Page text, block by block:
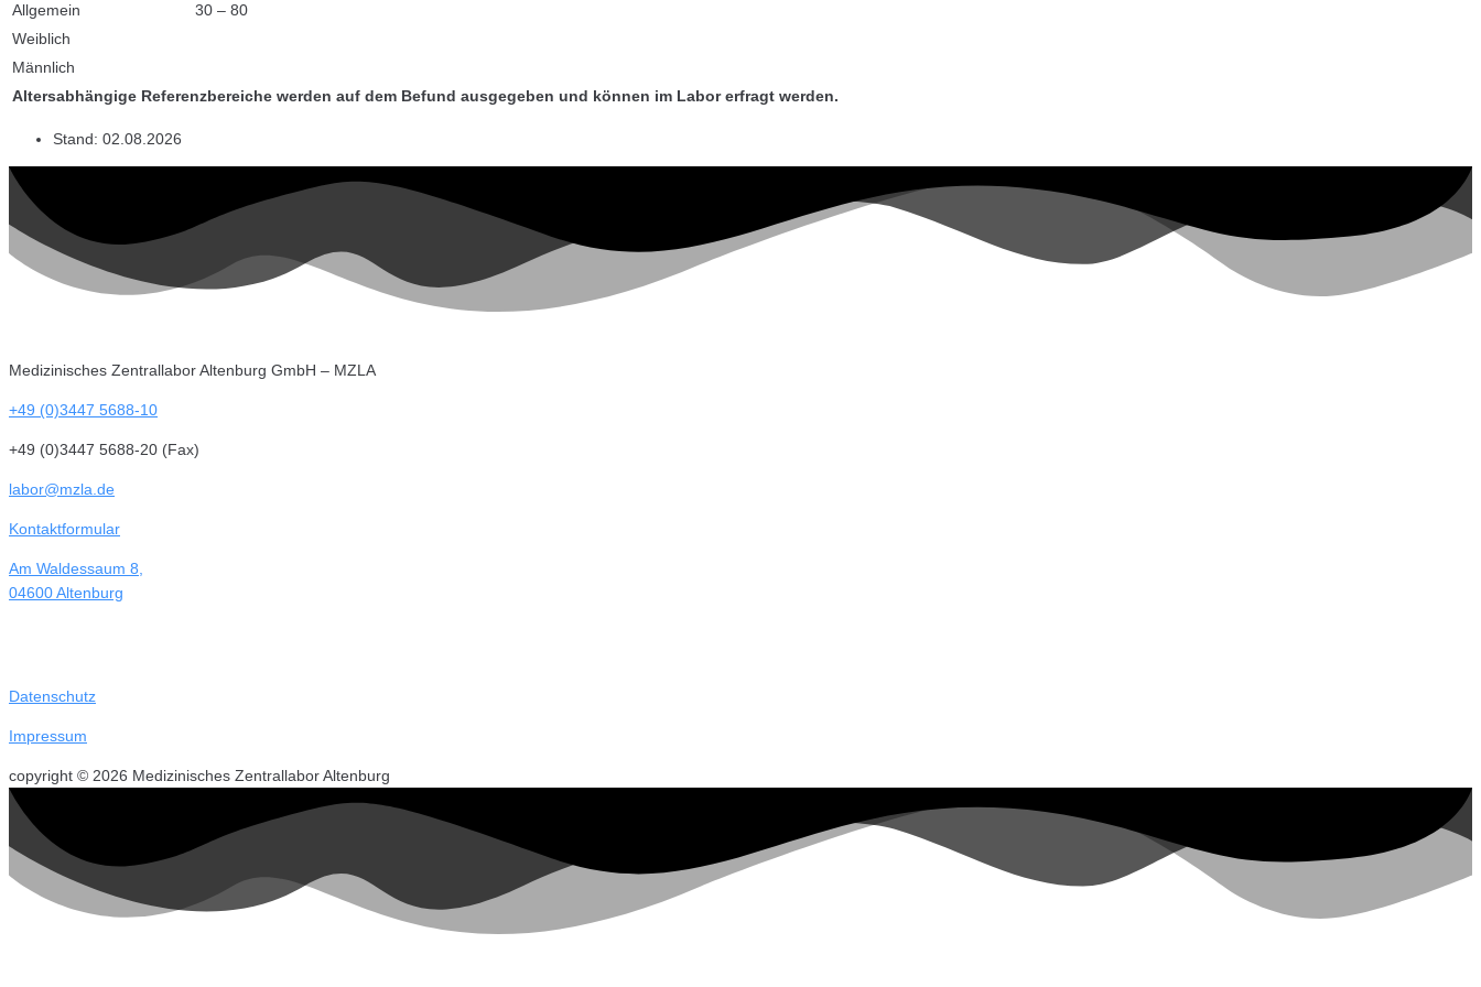
Altersabhängige Referenzbereiche werden auf dem Befund ausgegeben und können im Labor erfragt werden.
Allgemein
30 – 80
Weiblich
Männlich
Stand: 02.08.2026
Medizinisches Zentrallabor Altenburg GmbH – MZLA
+49 (0)3447 5688-10
+49 (0)3447 5688-20 (Fax)
labor@mzla.de
Kontaktformular
Am Waldessaum 8,
04600 Altenburg
Datenschutz
Impressum
copyright © 2026 Medizinisches Zentrallabor Altenburg